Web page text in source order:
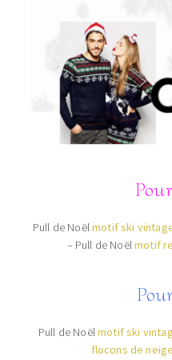
Pull de Noëlmotif ski
– Pull de Noëlmotif
Pull de Noëlmotif ski
flocons de neige